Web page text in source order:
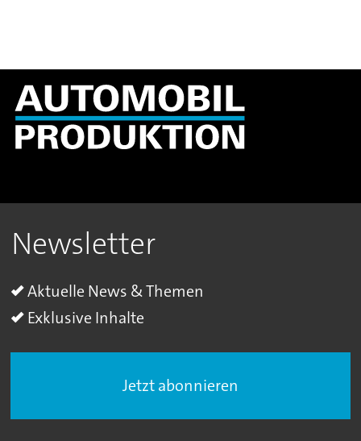
Newsletter
Aktuelle News & Themen
Exklusive Inhalte
Jetzt abonnieren